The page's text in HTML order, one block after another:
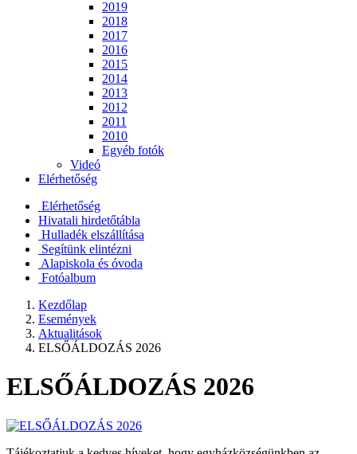
2019
2018
2017
2016
2015
2014
2013
2012
2011
2010
Egyéb fotók
Videó
Elérhetőség
Elérhetőség
Hivatali hirdetőtábla
Hulladék elszállítása
Segítünk elintézni
Alapiskola és óvoda
Fotóalbum
Kezdőlap
Események
Aktualitások
ELSŐÁLDOZÁS 2026
ELSŐÁLDOZÁS 2026